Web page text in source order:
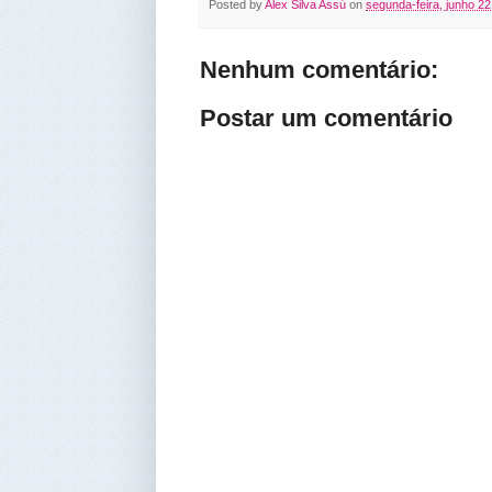
Posted byAlex Silva Assú on segunda-feira, junho
Nenhum comentário:
Postar um comentário